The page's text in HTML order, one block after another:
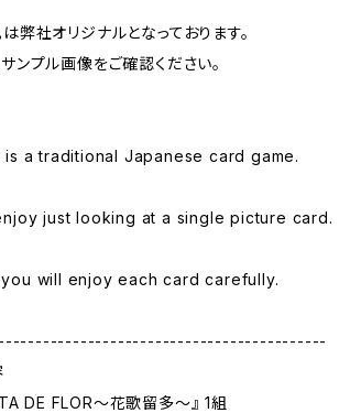
弊社オリジナルとなっております。
ンプル画像をご確認ください。
is a traditional Japanese card game.
just looking at a single picture card.
will enjoy each card carefully.
DE FLOR～花歌留多～』 1組